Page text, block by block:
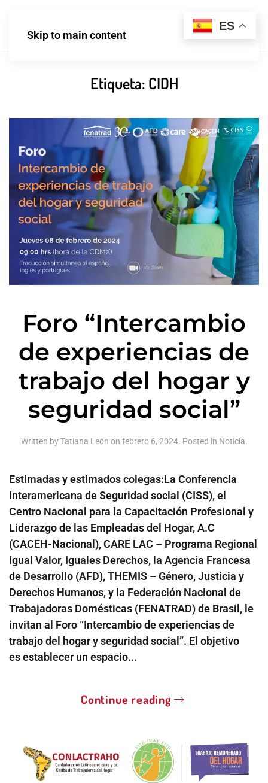
Skip to main content
Etiqueta: CIDH
Foro “Intercambio
de experiencias de
trabajo del hogar y
seguridad social”
Written byTatiana León on febrero 6, 2024. Posted in Noticia.
Estimadas y estimados colegas:La Conferencia
Interamericana de Seguridad social (CISS), el
Centro Nacional para la Capacitación Profesional y
Liderazgo de las Empleadas del Hogar, A.C
(CACEH-Nacional), CARE LAC – Programa Regional
Igual Valor, Iguales Derechos, la Agencia Francesa
de Desarrollo (AFD), THEMIS – Género, Justicia y
Derechos Humanos, y la Federación Nacional de
Trabajadoras Domésticas (FENATRAD) de Brasil, le
invitan al Foro “Intercambio de experiencias de
trabajo del hogar y seguridad social”. El objetivo
es establecer un espacio...
Continue reading
ES